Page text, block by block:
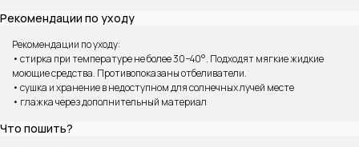
Рекомендации по уходу
Рекомендации по уходу:
• стирка при температуре не более 30−40°. Подходят мягкие жидкие
моющие средства. Противопоказаны отбеливатели.
• сушка и хранение в недоступном для солнечных лучей месте
• глажка через дополнительный материал
Что пошить?